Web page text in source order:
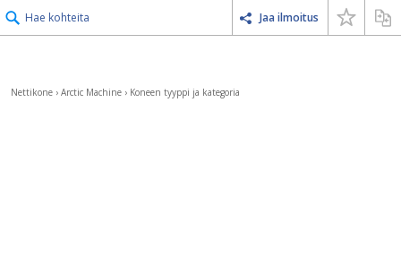
Hae kohteita Jaa ilmoitus
Nettikone › Arctic Machine › Koneen tyyppi ja kategoria